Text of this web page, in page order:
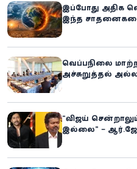
இப்போது அதிக
இந்த சாதனைகளை
வெப்பநிலை
அச்சுறுத்தல்
“விஜய்
இல்லை” – ஆர்.ஜே.